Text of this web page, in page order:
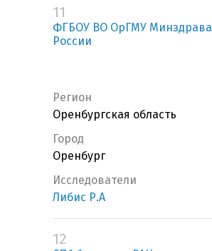
11
ФГБОУ ВО ОрГМУ Минздрава
России
Регион
Оренбургская область
Город
Оренбург
Исследователи
Либис Р.А
12